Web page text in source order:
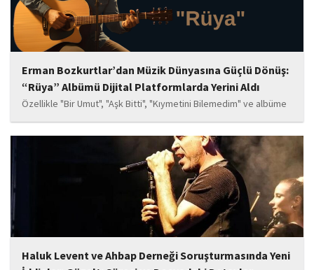
Erman Bozkurtlar’dan Müzik Dünyasına Güçlü Dönüş:
“Rüya” Albümü Dijital Platformlarda Yerini Aldı
Özellikle "Bir Umut", "Aşk Bitti", "Kıymetini Bilemedim" ve albüme
adını veren "Rüya" parçalarının kısa süre içerisinde öne çıkan
eserler arasında yer alması bekleniyor. Albüm, sanatçının önceki
çalışmalarına göre daha olgun,...
Haluk Levent ve Ahbap Derneği Soruşturmasında Yeni